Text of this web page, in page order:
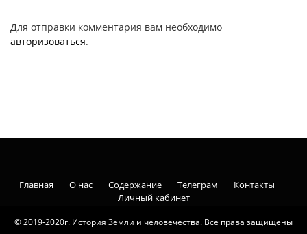
Для отправки комментария вам необходимо
авторизоваться.
© 2019-2020г. История Земли и человечества. Все права защищены
Главная О нас Содержание Телеграм
Контакты
Личный кабинет